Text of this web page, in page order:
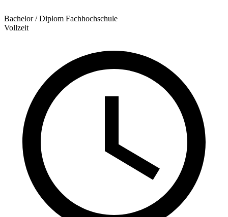
Bachelor / Diplom Fachhochschule
Vollzeit